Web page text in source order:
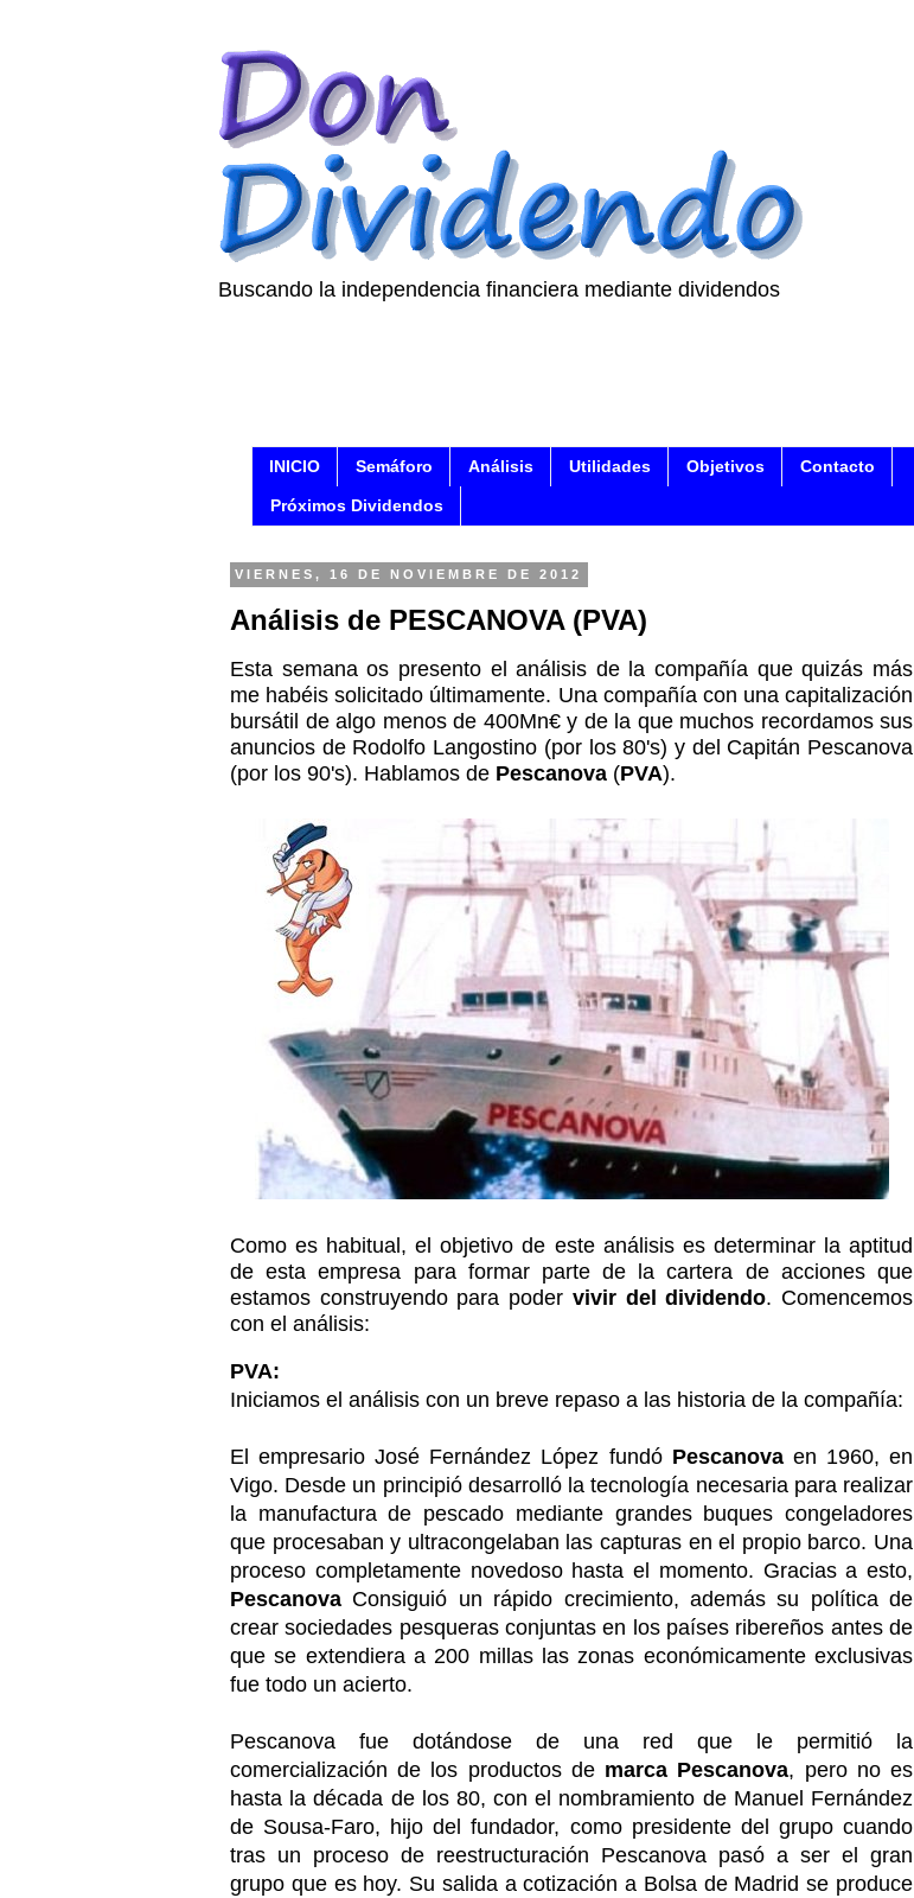
Buscando la independencia financiera mediante dividendos
INICIO Semáforo Análisis Utilidades Objetivos Contacto
Próximos Dividendos
VIERNES, 16 DE NOVIEMBRE DE 2012
Análisis de PESCANOVA (PVA)
Esta semana os presento el análisis de la compañía que quizás más
me habéis solicitado últimamente. Una compañía con una capitalización
bursátil de algo menos de 400Mn€ y de la que muchos recordamos sus
anuncios de Rodolfo Langostino (por los 80's) y del Capitán Pescanova
(por los 90's). Hablamos de Pescanova (PVA).
Como es habitual, el objetivo de este análisis es determinar la aptitud
de esta empresa para formar parte de la cartera de acciones que
estamos construyendo para poder vivir del dividendo. Comencemos
con el análisis:
PVA:
Iniciamos el análisis con un breve repaso a las historia de la compañía:
El empresario José Fernández López fundó Pescanovaen 1960, en
Vigo. Desde un principió desarrolló la tecnología necesaria para realizar
la manufactura de pescado mediante grandes buques congeladores
que procesaban y ultracongelaban las capturas en el propio barco. Una
proceso completamente novedoso hasta el momento. Gracias a esto,
Pescanova Consiguió un rápido crecimiento, además su política de
crear sociedades pesqueras conjuntas en los países ribereños antes de
que se extendiera a 200 millas las zonas económicamente exclusivas
fue todo un acierto.
Pescanova fue dotándose de una red que le permitió la
comercialización de los productos de marca Pescanova, pero no es
hasta la década de los 80, con el nombramiento de Manuel Fernández
de Sousa-Faro, hijo del fundador, como presidente del grupo cuando
tras un proceso de reestructuración Pescanova pasó a ser el gran
grupo que es hoy. Su salida a cotización a Bolsa de Madrid se produce